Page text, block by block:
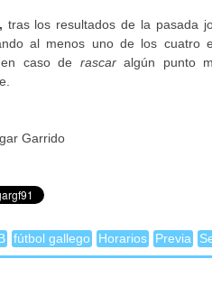
tras los resultados de la pasada
al menos uno de los cuatro
caso de rascaralgún punto
Garrido
fútbol gallego Horarios Previa